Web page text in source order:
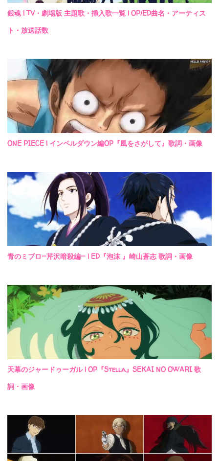
銀魂 | TV・劇場版 主題歌・挿入歌一覧 | OP/ED曲名・アーティス
ト・放送話数
ONE PIECE | インペルダウン編OP『風をさがして』歌詞・画像
青のミブロ—芹沢暗殺編— | ED『泡沫 』崎山蒼志 歌詞・画像
天幕のジャードゥーガル | OP『Stella』SEKAI NO OWARI 歌
詞・画像